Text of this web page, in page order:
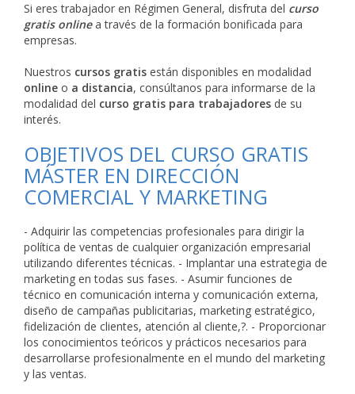
Si eres trabajador en Régimen General, disfruta del curso
gratis onlinea través de la formación bonificada para
empresas.
Nuestros cursos gratis están disponibles en modalidad
online o a distancia, consúltanos para informarse de la
modalidad del curso gratis para trabajadores de su
interés.
OBJETIVOS DEL CURSO GRATIS
MÁSTER EN DIRECCIÓN
COMERCIAL Y MARKETING
- Adquirir las competencias profesionales para dirigir la
política de ventas de cualquier organización empresarial
utilizando diferentes técnicas. - Implantar una estrategia de
marketing en todas sus fases. - Asumir funciones de
técnico en comunicación interna y comunicación externa,
diseño de campañas publicitarias, marketing estratégico,
fidelización de clientes, atención al cliente,?. - Proporcionar
los conocimientos teóricos y prácticos necesarios para
desarrollarse profesionalmente en el mundo del marketing
y las ventas.